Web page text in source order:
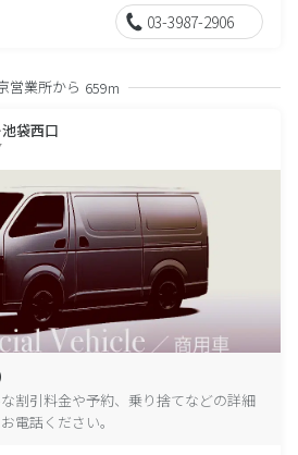
03-3987-2906
営業所から 659m
袋西口
割引料金や予約、乗り捨てなどの詳細
電話ください。